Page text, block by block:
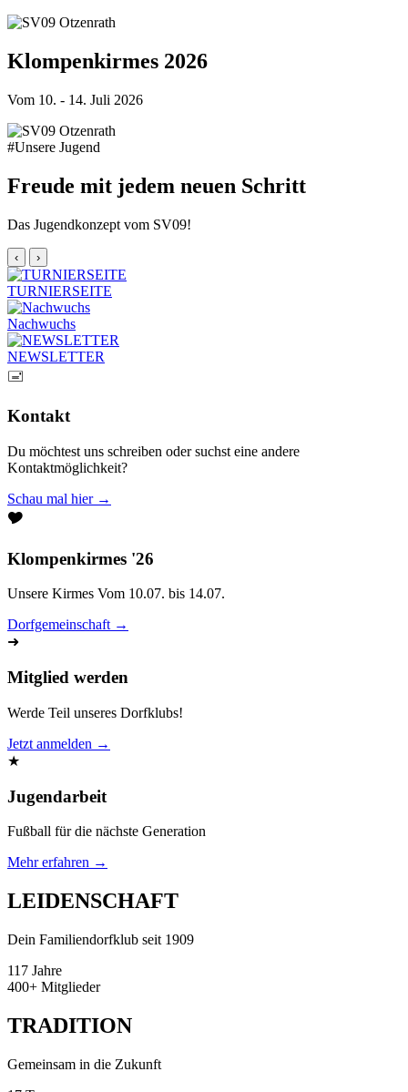
Klompenkirmes 2026
Vom 10. - 14. Juli 2026
#Unsere Jugend
Freude mit jedem neuen Schritt
Das Jugendkonzept vom SV09!
‹ ›
TURNIERSEITE
Nachwuchs
NEWSLETTER
🖃
Kontakt
Du möchtest uns schreiben oder suchst eine andere
Kontaktmöglichkeit?
Schau mal hier →
🎔
Klompenkirmes '26
Unsere Kirmes Vom 10.07. bis 14.07.
Dorfgemeinschaft →
➜
Mitglied werden
Werde Teil unseres Dorfklubs!
Jetzt anmelden →
★
Jugendarbeit
Fußball für die nächste Generation
Mehr erfahren →
LEIDENSCHAFT
Dein Familiendorfklub seit 1909
117 Jahre
400+ Mitglieder
TRADITION
Gemeinsam in die Zukunft